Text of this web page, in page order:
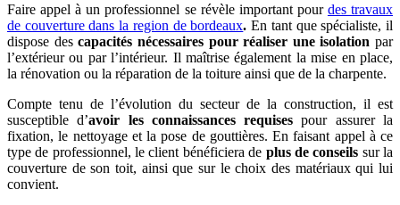
Faire appel à un professionnel se révèle important pour des travaux
de couverture dans la region de bordeaux. En tant que spécialiste, il
dispose descapacités nécessaires pour réaliser une isolation par
l’extérieur ou par l’intérieur. Il maîtrise également la mise en place,
la rénovation ou la réparation de la toiture ainsi que de la charpente.
Compte tenu de l’évolution du secteur de la construction, il est
susceptible d’avoir les connaissances requises pour assurer la
fixation, le nettoyage et la pose de gouttières. En faisant appel à ce
type de professionnel, le client bénéficiera de plus de conseils sur la
couverture de son toit, ainsi que sur le choix des matériaux qui lui
convient.